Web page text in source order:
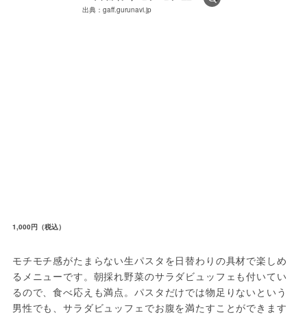
出典：gaff.gurunavi.jp
1,000円（税込）
モチモチ感がたまらない生パスタを日替わりの具材で楽しめ
るメニューです。朝採れ野菜のサラダビュッフェも付いてい
るので、食べ応えも満点。パスタだけでは物足りないという
男性でも、サラダビュッフェでお腹を満たすことができます